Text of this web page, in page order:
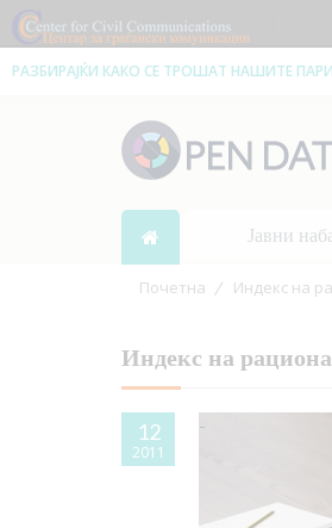
РАЗБИРАЈЌИ КАКО СЕ ТРОШАТ НАШИТЕ
Јавни
Почетна Индекс на
Индекс на
12
2011